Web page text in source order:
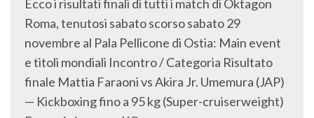
Roma, tenutosi sabato scorso sabato 29
novembre al Pala Pellicone di Ostia: Main event
e titoli mondiali Incontro / Categoria Risultato
finale Mattia Faraoni vs Akira Jr. Umemura (JAP)
— Kickboxing fino a 95 kg (Super-cruiserweight)
Faraoni vince per KO